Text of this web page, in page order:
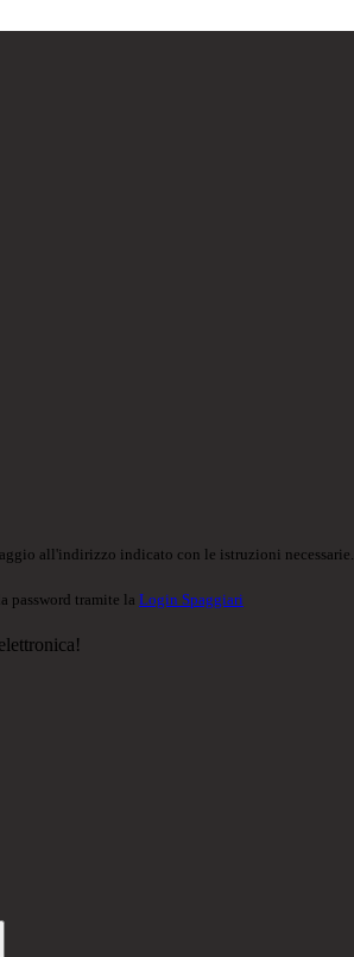
all'indirizzo indicato con le istruzioni necessarie.
password tramite la Login Spaggiari